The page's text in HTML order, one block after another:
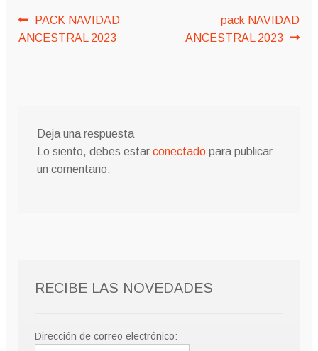
Navegación
de
Anterior:
PACK NAVIDAD
ANCESTRAL 2023
Siguiente:
pack NAVIDAD
ANCESTRAL 2023
Deja una respuesta
Lo siento, debes estar conectadopara publicar
un comentario.
RECIBE LAS NOVEDADES
Dirección de correo electrónico: